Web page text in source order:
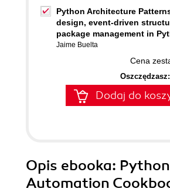
Python Architecture
design, event-driven
package management in
Jaime Buelta
Cena
Dodaj do
Opis ebooka: Python
Automation